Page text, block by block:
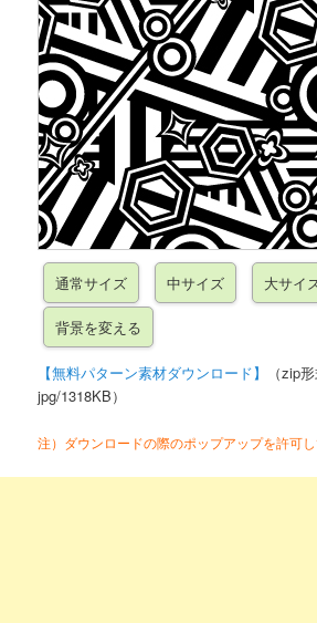
【無料パターン素材ダウンロード】
（zip
jpg/1318KB）
注）ダウンロードの際のポップアップを許可し